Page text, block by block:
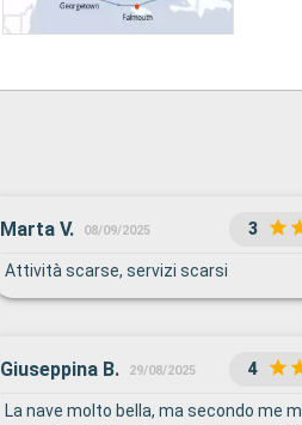
Marta V. 08/09/2025 3
Attività scarse, servizi scarsi
Giuseppina B. 29/08/2025 4
La nave molto bella, ma secondo me